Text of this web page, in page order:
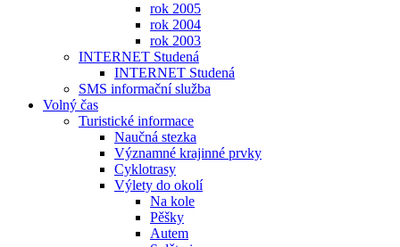
rok 2005
rok 2004
rok 2003
INTERNET Studená
INTERNET Studená
SMS informační služba
Volný čas
Turistické informace
Naučná stezka
Významné krajinné prvky
Cyklotrasy
Výlety do okolí
Na kole
Pěšky
Autem